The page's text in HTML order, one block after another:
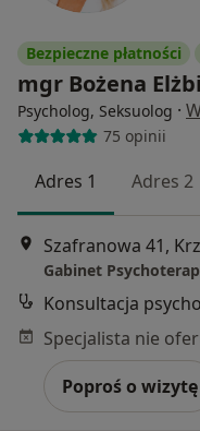
Bezpieczne płatności
mgr Bożena
Psycholog, Seksuolog ·
75 opinii
Adres 1 Adres 2
Szafranowa 41,
Konsultacja
Poproś o wizytę